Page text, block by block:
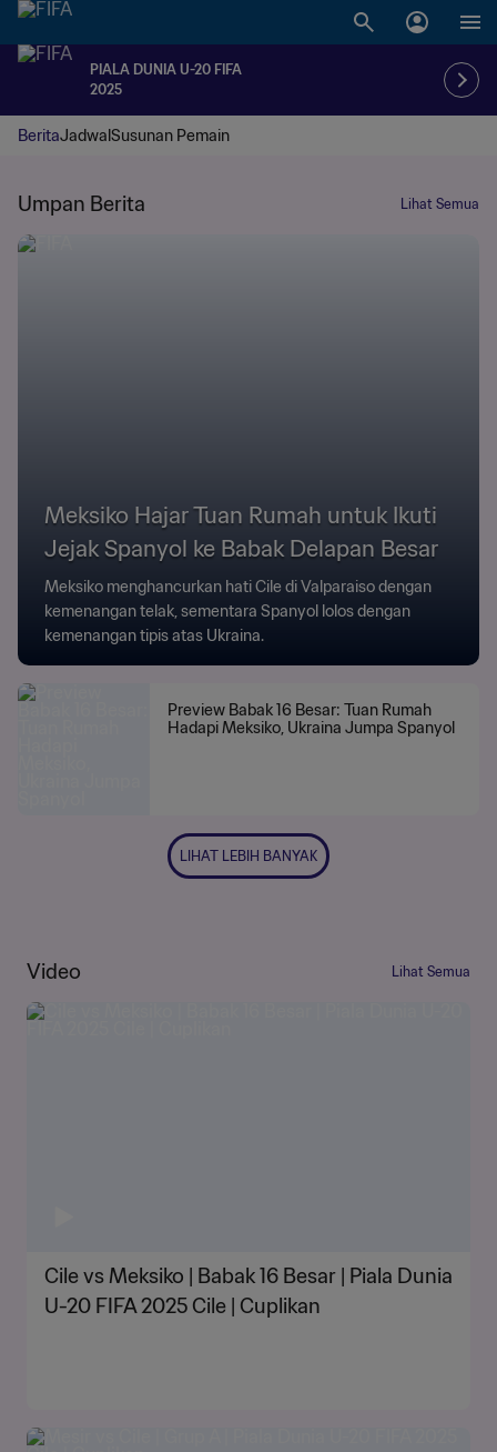
PIALA DUNIA U-20 FIFA
2025
BeritaJadwalSusunan Pemain
Umpan Berita Lihat Semua
Meksiko Hajar Tuan Rumah untuk Ikuti
Jejak Spanyol ke Babak Delapan Besar
Meksiko menghancurkan hati Cile di Valparaiso dengan
kemenangan telak, sementara Spanyol lolos dengan
kemenangan tipis atas Ukraina.
Preview Babak 16 Besar: Tuan Rumah
Hadapi Meksiko, Ukraina Jumpa Spanyol
LIHAT LEBIH BANYAK
Video Lihat Semua
Cile vs Meksiko | Babak 16 Besar | Piala Dunia
U-20 FIFA 2025 Cile | Cuplikan